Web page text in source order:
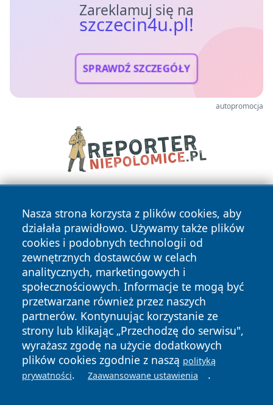
Zareklamuj się na
szczecin4u.pl!
SPRAWDŹ SZCZEGÓŁY
autopromocja
Nasza strona korzysta z plików cookies, aby
działała prawidłowo. Używamy także plików
cookies i podobnych technologii od
zewnętrznych dostawców w celach
analitycznych, marketingowych i
społecznościowych. Informacje te mogą być
przetwarzane również przez naszych
partnerów. Kontynuując korzystanie ze
strony lub klikając „Przechodzę do serwisu",
wyrażasz zgodę na użycie dodatkowych
plików cookies zgodnie z naszą polityką
prywatności. Zaawansowane ustawienia .
Copyright © 2026 szczecin4u.pl Wszystkie prawa zastrzeżone.
News Autorzy
Polityka
Prywatności
Polityka
Cookies